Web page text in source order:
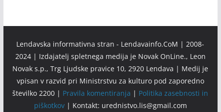
Lendavska informativna stran - Lendavainfo.CoM | 2008-
2024 | Izdajatelj spletnega medija je Novak OnLine., Leon
Novak s.p., Trg Ljudske pravice 10, 2920 Lendava | Medij je
vpisan v razvid pri Ministrstvu za kulturo pod zaporedno
številko 2200 | Pravila komentiranja | Politika zasebnosti in
piškotkov| Kontakt: urednistvo.lis@gmail.com